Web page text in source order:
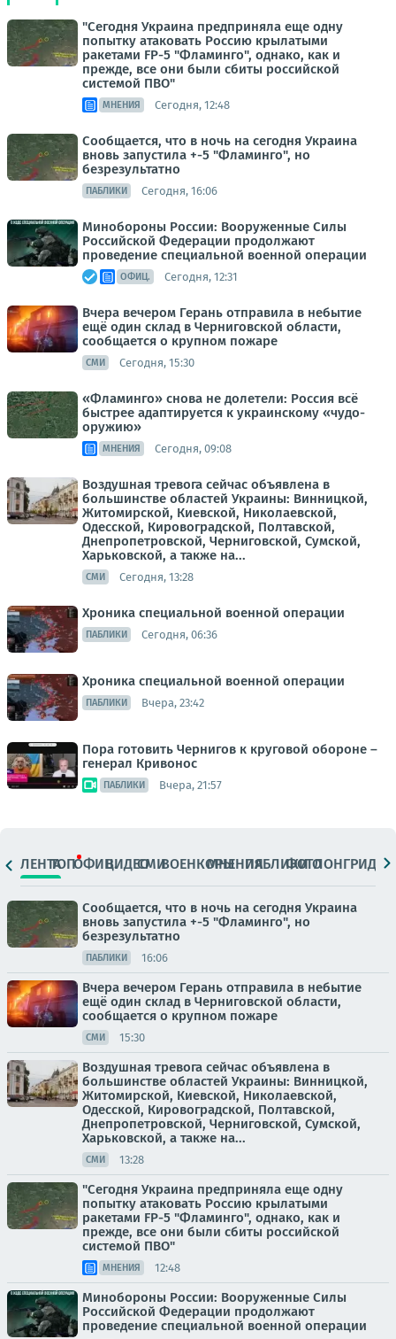
"Сегодня Украина предприняла еще одну
попытку атаковать Россию крылатыми
ракетами FP-5 "Фламинго", однако, как и
прежде, все они были сбиты российской
системой ПВО"
МНЕНИЯ Сегодня, 12:48
Сообщается, что в ночь на сегодня Украина
вновь запустила +-5 "Фламинго", но
безрезультатно
ПАБЛИКИ Сегодня, 16:06
Минобороны России: Вооруженные Силы
Российской Федерации продолжают
проведение специальной военной операции
ОФИЦ. Сегодня, 12:31
Вчера вечером Герань отправила в небытие
ещё один склад в Черниговской области,
сообщается о крупном пожаре
СМИ Сегодня, 15:30
«Фламинго» снова не долетели: Россия всё
быстрее адаптируется к украинскому «чудо-
оружию»
МНЕНИЯ Сегодня, 09:08
Воздушная тревога сейчас объявлена в
большинстве областей Украины: Винницкой,
Житомирской, Киевской, Николаевской,
Одесской, Кировоградской, Полтавской,
Днепропетровской, Черниговской, Сумской,
Харьковской, а также на...
СМИ Сегодня, 13:28
Хроника специальной военной операции
ПАБЛИКИ Сегодня, 06:36
Хроника специальной военной операции
ПАБЛИКИ Вчера, 23:42
Пора готовить Чернигов к круговой обороне –
генерал Кривонос
ПАБЛИКИ Вчера, 21:57
ЛЕНТАТОПОФИЦ.ВИДЕОСМИВОЕНКОРЫМНЕНИЯПАБЛИКИ
ФОТОЛОНГРИДЫ
Сообщается, что в ночь на сегодня Украина
вновь запустила +-5 "Фламинго", но
безрезультатно
ПАБЛИКИ 16:06
Вчера вечером Герань отправила в небытие
ещё один склад в Черниговской области,
сообщается о крупном пожаре
СМИ 15:30
Воздушная тревога сейчас объявлена в
большинстве областей Украины: Винницкой,
Житомирской, Киевской, Николаевской,
Одесской, Кировоградской, Полтавской,
Днепропетровской, Черниговской, Сумской,
Харьковской, а также на...
СМИ 13:28
"Сегодня Украина предприняла еще одну
попытку атаковать Россию крылатыми
ракетами FP-5 "Фламинго", однако, как и
прежде, все они были сбиты российской
системой ПВО"
МНЕНИЯ 12:48
Минобороны России: Вооруженные Силы
Российской Федерации продолжают
проведение специальной военной операции